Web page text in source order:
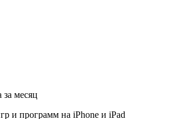
месяц
и программ на iPhone и iPad